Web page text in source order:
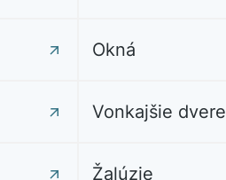
Okná
Vonkajšie dvere
Žalúzie